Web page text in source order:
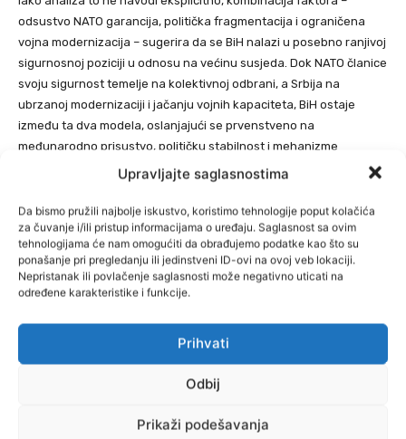
Upravljajte saglasnostima
Da bismo pružili najbolje iskustvo, koristimo tehnologije poput kolačića
za čuvanje i/ili pristup informacijama o uređaju. Saglasnost sa ovim
tehnologijama će nam omogućiti da obrađujemo podatke kao što su
ponašanje pri pregledanju ili jedinstveni ID-ovi na ovoj veb lokaciji.
Nepristanak ili povlačenje saglasnosti može negativno uticati na
određene karakteristike i funkcije.
Prihvati
Odbij
Prikaži podešavanja
odsustvo NATO garancija, politička fragmentacija i ograničena
vojna modernizacija – sugerira da se BiH nalazi u posebno ranjivoj
sigurnosnoj poziciji u odnosu na većinu susjeda. Dok NATO članice
svoju sigurnost temelje na kolektivnoj odbrani, a Srbija na
ubrzanoj modernizaciji i jačanju vojnih kapaciteta, BiH ostaje
između ta dva modela, oslanjajući se prvenstveno na
međunarodno prisustvo, političku stabilnost i mehanizme
odvraćanja koji nisu formalno garantovani.
U takvom kontekstu, promjene u regionalnom vojnom balansu
imaju veći politički i sigurnosni značaj za BiH nego za države sa
stabilnijim institucionalnim i sigurnosnim okvirima.
Regionalni odgovor i nova ravnoteža snaga
Hrvatska je modernizovala svoju vojsku nabavkom borbenih
aviona Rafale, oklopnih vozila Bradley i helikoptera Black Hawk,
održavajući vojni balans sa Srbijom u okviru NATO-a. Albanija,
interoperabilnost i jačanje sposobnosti unutar saveza.